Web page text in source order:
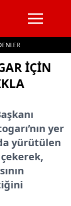
IÇIN
yer
yürütülen